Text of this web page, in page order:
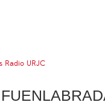
Radio URJC